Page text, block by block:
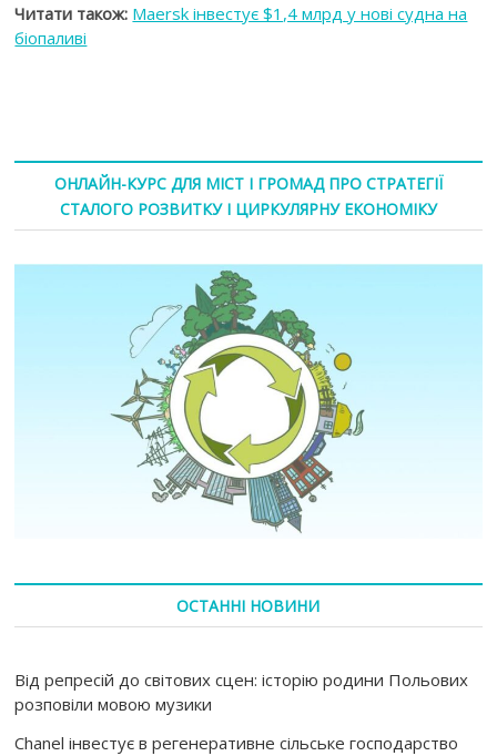
Читати також: Maersk інвестує $1,4 млрд у нові судна на
біопаливі
ОНЛАЙН-КУРС ДЛЯ МІСТ І ГРОМАД ПРО СТРАТЕГІЇ
СТАЛОГО РОЗВИТКУ І ЦИРКУЛЯРНУ ЕКОНОМІКУ
ОСТАННІ НОВИНИ
Від репресій до світових сцен: історію родини Польових
розповіли мовою музики
Chanel інвестує в регенеративне сільське господарство